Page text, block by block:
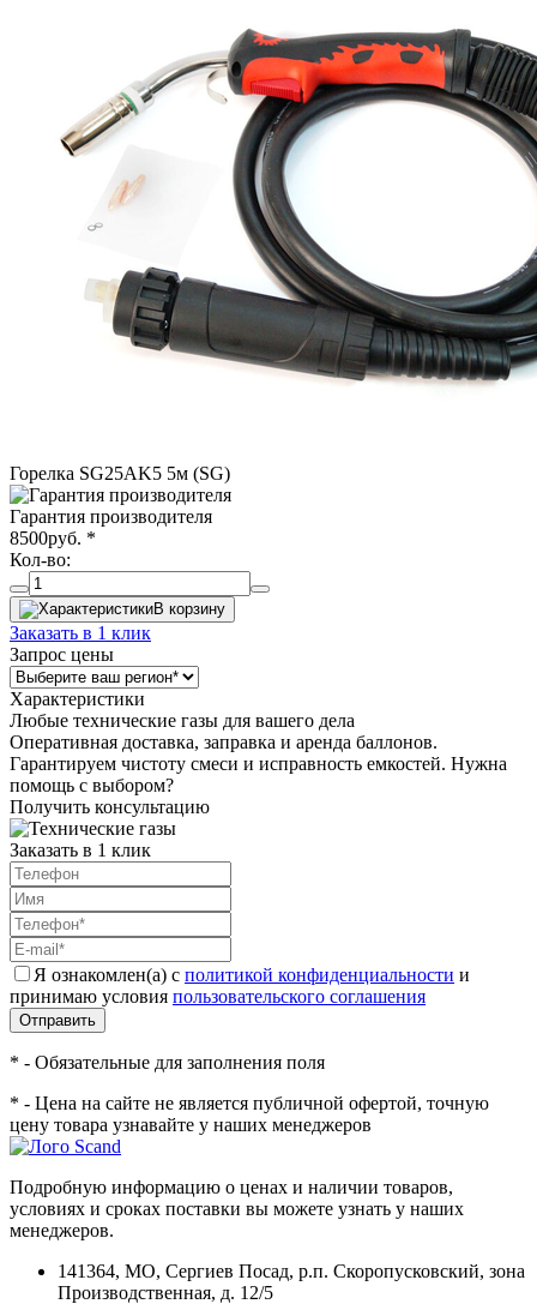
Горелка SG25AK5 5м (SG)
Гарантия производителя
8500руб. *
Кол-во:
В корзину
Заказать в 1 клик
Запрос цены
Характеристики
Любые технические газы для вашего дела
Оперативная доставка, заправка и аренда баллонов.
Гарантируем чистоту смеси и исправность емкостей. Нужна
помощь с выбором?
Получить консультацию
Заказать в 1 клик
Я ознакомлен(а) с политикой конфиденциальности и
принимаю условия пользовательского соглашения
Отправить
* - Обязательные для заполнения поля
* - Цена на сайте не является публичной офертой, точную
цену товара узнавайте у наших менеджеров
Подробную информацию о ценах и наличии товаров,
условиях и сроках поставки вы можете узнать у наших
менеджеров.
141364, МО, Сергиев Посад, р.п. Скоропусковский, зона
Производственная, д. 12/5